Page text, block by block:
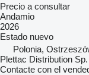
Precio a consultar
Andamio
2026
Estado nuevo
Polonia,
Plettac Distribution
Contacte con el